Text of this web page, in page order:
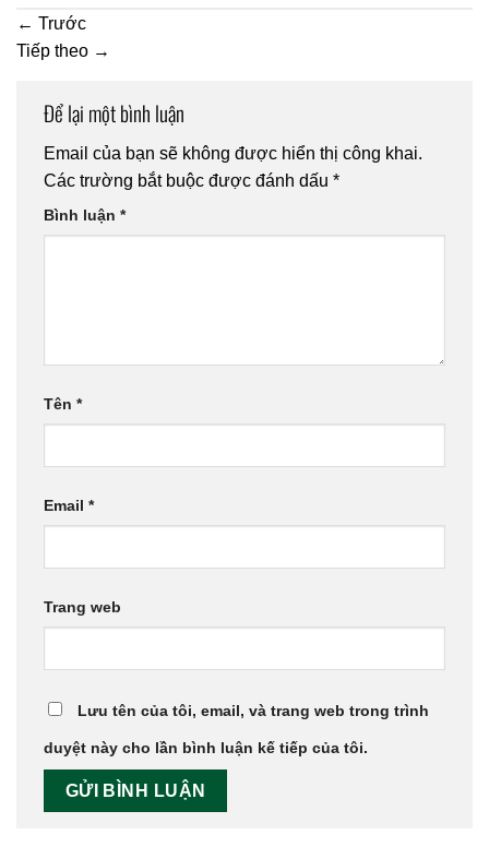
← Trước
Tiếp theo →
Để lại một bình luận
Email của bạn sẽ không được hiển thị công khai.
Các trường bắt buộc được đánh dấu *
Bình luận *
Tên *
Email *
Trang web
Lưu tên của tôi, email, và trang web trong trình
duyệt này cho lần bình luận kế tiếp của tôi.